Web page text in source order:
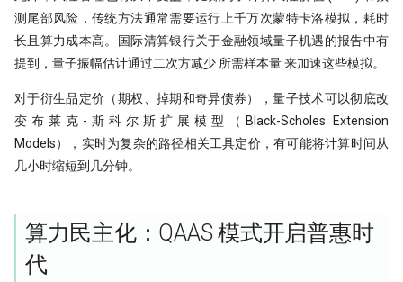
测尾部风险，传统方法通常需要运行上千万次蒙特卡洛模拟，耗时
长且算力成本高。国际清算银行关于金融领域量子机遇的报告中有
提到，量子振幅估计通过二次方减少 所需样本量 来加速这些模拟。
对于衍生品定价（期权、掉期和奇异债券），量子技术可以彻底改
变布莱克-斯科尔斯扩展模型（Black-Scholes Extension
Models），实时为复杂的路径相关工具定价，有可能将计算时间从
几小时缩短到几分钟。
算力民主化：QAAS 模式开启普惠时
代